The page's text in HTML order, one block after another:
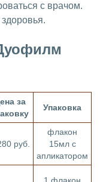
с врачом.
за
Упаковка
руб.
флакон
15мл с
апликатором